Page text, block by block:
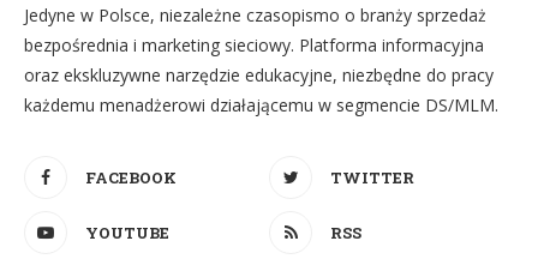
Jedyne w Polsce, niezależne czasopismo o branży sprzedaż
bezpośrednia i marketing sieciowy. Platforma informacyjna
oraz ekskluzywne narzędzie edukacyjne, niezbędne do pracy
każdemu menadżerowi działającemu w segmencie DS/MLM.
FACEBOOK TWITTER
YOUTUBE RSS